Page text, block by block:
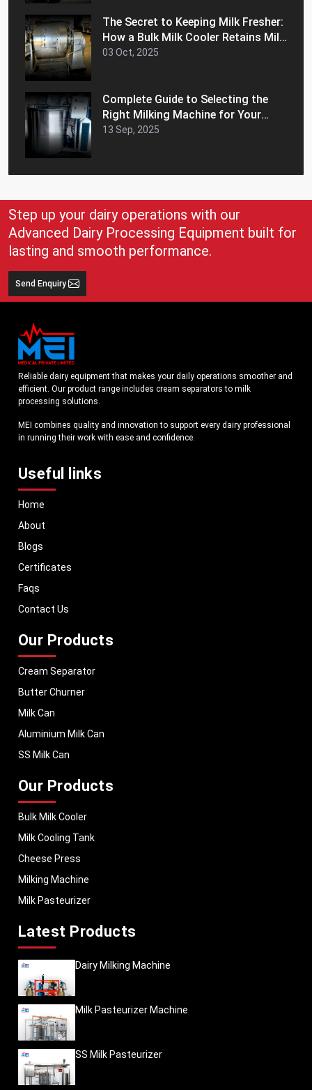
The Secret to Keeping Milk Fresher:
How a Bulk Milk Cooler Retains Milk
Freshness and Extends Shelf Life
03 Oct, 2025
Complete Guide to Selecting the
Right Milking Machine for Your
Dairy Farm
13 Sep, 2025
Step up your dairy operations with our
Advanced Dairy Processing Equipment built for
lasting and smooth performance.
Send Enquiry
Reliable dairy equipment that makes your daily operations smoother and
efficient. Our product range includes cream separators to milk
processing solutions.
MEI combines quality and innovation to support every dairy professional
in running their work with ease and confidence.
Useful links
Home
About
Blogs
Certificates
Faqs
Contact Us
Our Products
Cream Separator
Butter Churner
Milk Can
Aluminium Milk Can
SS Milk Can
Our Products
Bulk Milk Cooler
Milk Cooling Tank
Cheese Press
Milking Machine
Milk Pasteurizer
Latest Products
Dairy Milking Machine
Milk Pasteurizer Machine
SS Milk Pasteurizer